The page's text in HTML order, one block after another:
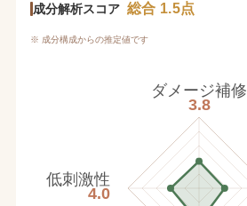
成分解析スコア 総合 1.5点
※ 成分構成からの推定値です
ダメージ補修
3.8
低刺激性
4.0